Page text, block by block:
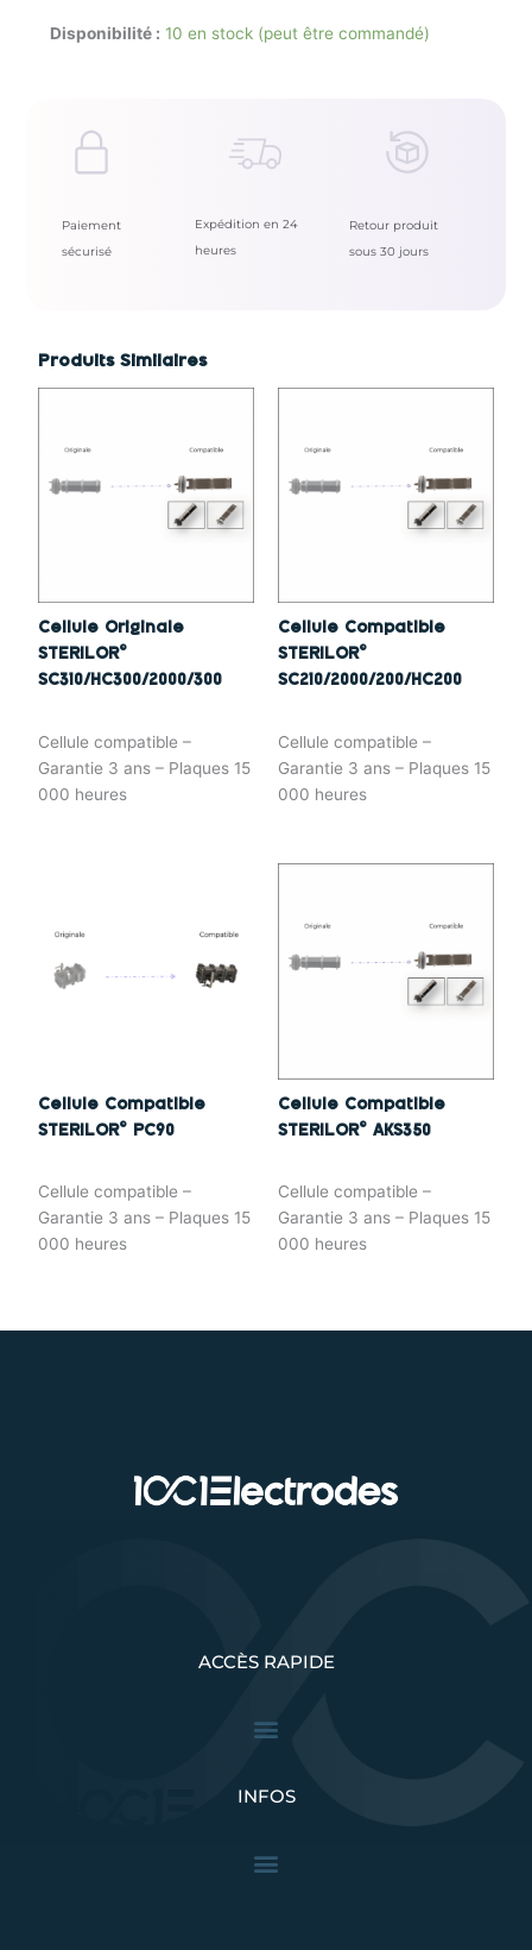
Disponibilité : 10 en stock (peut être commandé)
Paiement
sécurisé
Expédition en 24
heures
Retour produit
sous 30 jours
Produits Similaires
Cellule Originale
STERILOR©
SC310/HC300/2000/300
Cellule compatible –
Garantie 3 ans – Plaques 15
000 heures
Cellule Compatible
STERILOR©
SC210/2000/200/HC200
Cellule compatible –
Garantie 3 ans – Plaques 15
000 heures
Cellule Compatible
STERILOR© PC90
Cellule compatible –
Garantie 3 ans – Plaques 15
000 heures
Cellule Compatible
STERILOR© AKS350
Cellule compatible –
Garantie 3 ans – Plaques 15
000 heures
ACCÈS RAPIDE
INFOS